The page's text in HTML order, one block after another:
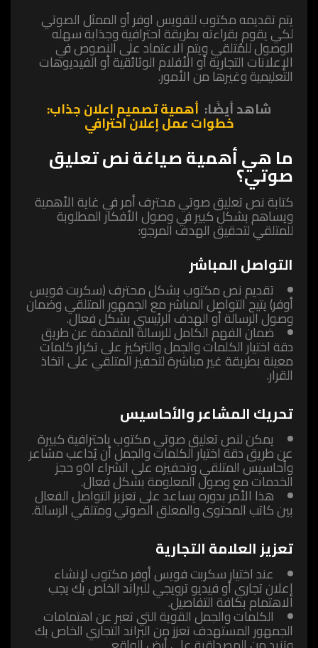
يتم تقديمه مكتوب للفويس اوفر أو الممثل الصوتي
لكي يقوم بقراءته بطريقة احترافية وجذابة سهله
الوصول للمُتلقي ويتم الاعتماد على النصوص في
الإعلانات التجارية أو الأفلام الوثائقية أو الفيديوهات
التعليمية وغيرها من الأمور.
شاهد أيضًا: أهمية تصميم اعلان جذاب:
خطوات عمل إعلان احترافي
ما هي أهمية صياغة نص تعليق
صوتي؟
كتابة نص تعليق صوتي محترف أمر في غاية الأهمية
ويساهم بشكل كبير في وصول الأفكار المطلوبة
للمتلقي لتحقيق الهدف المرجو:
التواصل المباشر
تقديم نص مكتوب بشكل محترف (سكربت فويس
أوفر) يتيح التواصل المباشر مع الجمهور المتلقي وضمان
وصول الرسالة أو الهدف الرئيسي بشكل فعال.
ضمان الفهم الكامل للرسالة المقدمة عن طريق
دقة اختيار الكلمات والجمل والتركيز على تكرار كلمات
معينة بطريقة غير مباشرة لتحفيز المتلقي على اتخاذ
القرار.
تحريك المشاعر والأحاسيس
يمكن لنص تعليق صوتي مكتوب باحترافية كبيرة
عن طريق دقة اختيار الكلمات والجمل أن يُداعب مشاعر
وأحاسيس المتلقي وتحفيزه على الشراء ا٥و حجز
الخدمات مع وصول المعلومة بشكل فعال.
هذا الأمر بدوره يساعد على تعزيز التواصل الفعال
بين كاتب المحتوى والمعلق الصوتي ومتلقي الرسالة.
تعزيز العلامة التجارية
عند اختيار سكربت فويس أوفر مكتوب لإنشاء
إعلان تجاري أو فيديو ترويجي للبراند الخاص بك يجب
الاهتمام بكافة التفاصيل.
الكلمات والجمل القوية التي تعبر عن اهتمامات
الجمهور المستهدف تعزز من البراند التجاري الخاص بك